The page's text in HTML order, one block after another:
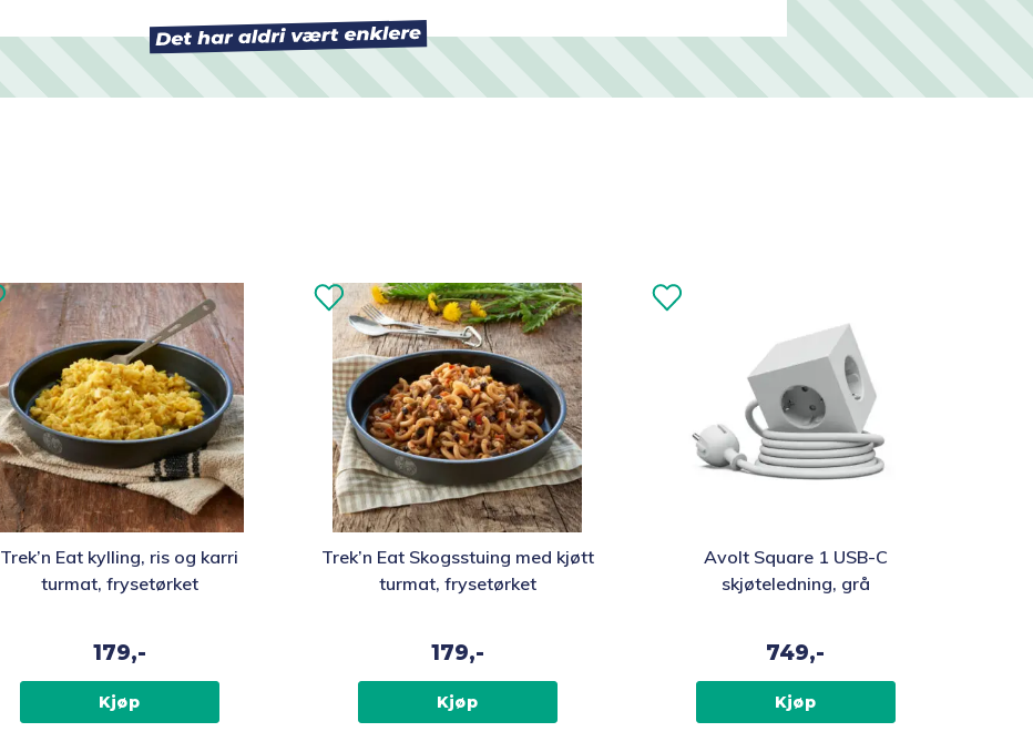
Trek’n Eat kylling, ris og karri
turmat, frysetørket
179,-
Kjøp
Trek’n Eat Skogsstuing med kjøtt
turmat, frysetørket
179,-
Kjøp
Avolt Square 1 USB-C
skjøteledning, grå
749,-
Kjøp